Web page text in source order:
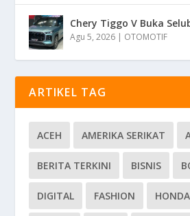
Chery Tiggo V Buka
Agu 5, 2026 | OTOMOTIF
ARTIKEL TAG
ACEH AMERIKA SERIKAT
BERITA TERKINI BISNIS
DIGITAL FASHION HONDA